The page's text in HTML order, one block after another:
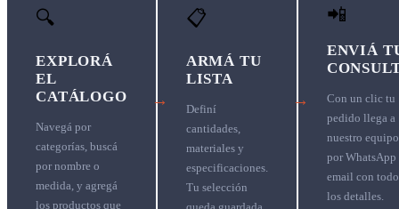
🔍
EXPLORÁ
EL
CATÁLOGO
Navegá por
categorías, buscá
por nombre o
medida, y agregá
los productos que
→
📋
ARMÁ TU
LISTA
Definí
cantidades,
materiales y
especificaciones.
Tu selección
→
📲
ENVIÁ
Con un clic tu
pedido llega a
nuestro equipo
por WhatsApp
email con
los detalles.